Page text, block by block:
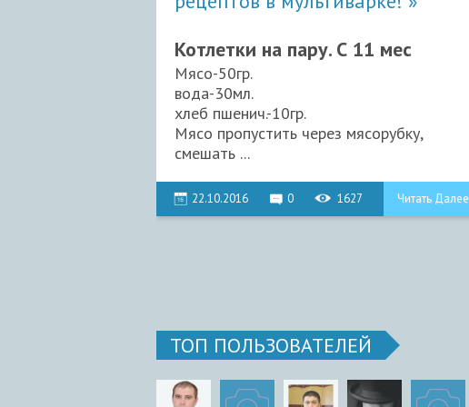
Котлетки на пару. С 11 мес
Мясо-50гр.
вода-30мл.
хлеб пшенич.-10гр.
Мясо пропустить через мясорубку,
смешать ...
22.10.2016 0 1627 Читать Далее
ТОП ПОЛЬЗОВАТЕЛЕЙ